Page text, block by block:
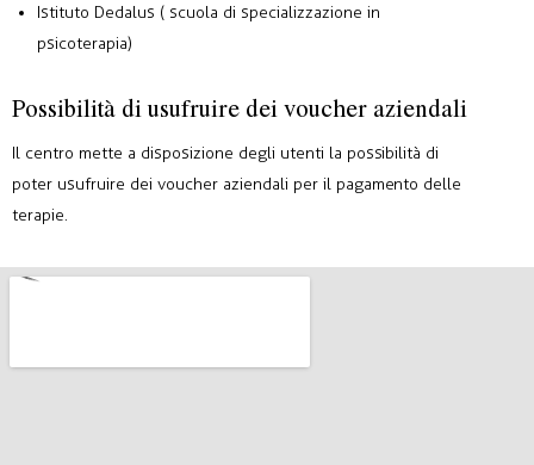
Istituto Dedalus ( scuola di specializzazione in
psicoterapia)
Possibilità di usufruire dei voucher aziendali
Il centro mette a disposizione degli utenti la possibilità di
poter usufruire dei voucher aziendali per il pagamento delle
terapie.